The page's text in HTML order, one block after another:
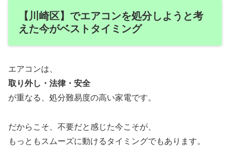
【川崎区】でエアコンを処分しようと考
えた今がベストタイミング
エアコンは、
取り外し・法律・安全
が重なる、処分難易度の高い家電です。
だからこそ、不要だと感じた今こそが、
もっともスムーズに動けるタイミングでもあります。